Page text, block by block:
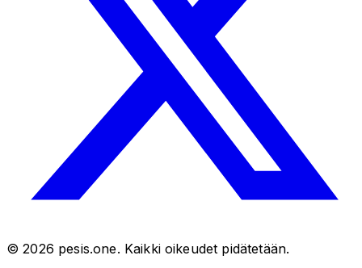
©2026 pesis.one. Kaikki oikeudet pidätetään.